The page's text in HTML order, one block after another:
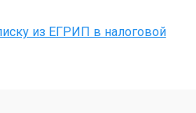
из ЕГРИП в налоговой